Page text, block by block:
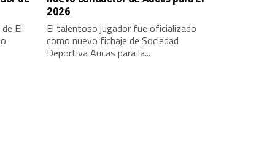
El
2026
El talentoso jugador fue oficializado
como nuevo fichaje de Sociedad
Deportiva Aucas para la...